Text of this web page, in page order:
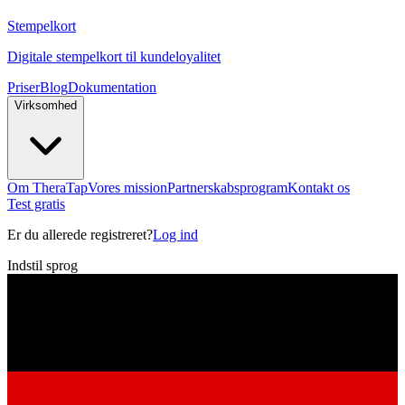
Stempelkort
Digitale stempelkort til kundeloyalitet
PriserBlogDokumentation
Virksomhed
Om TheraTapVores missionPartnerskabsprogramKontakt os
Test gratis
Er du allerede registreret?Log ind
Indstil sprog